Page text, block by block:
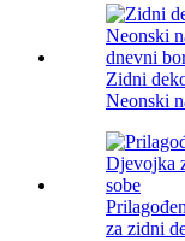
Zidni
Neonski
za zidni